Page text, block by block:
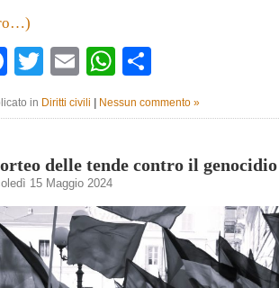
Facebook
TwitterEmailWhatsApp
in Diritti civili Nessun commento »
delle tende contro il
15 Maggio 2024